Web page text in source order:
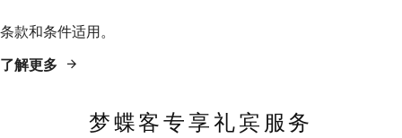
条款和条件适用。
了解更多
梦蝶客专享礼宾服务